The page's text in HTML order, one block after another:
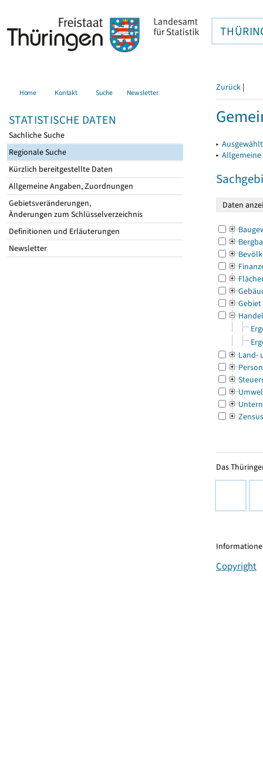
Home Kontakt Suche Newsletter
STATISTISCHE DATEN
Sachliche Suche
Regionale Suche
Kürzlich bereitgestellte Daten
Allgemeine Angaben, Zuordnungen
Gebietsveränderungen,
Änderungen zum Schlüsselverzeichnis
Definitionen und Erläuterungen
Newsletter
Zurück |
▸
▸
Gebiet
Land-
Zensus
Das
Copyright